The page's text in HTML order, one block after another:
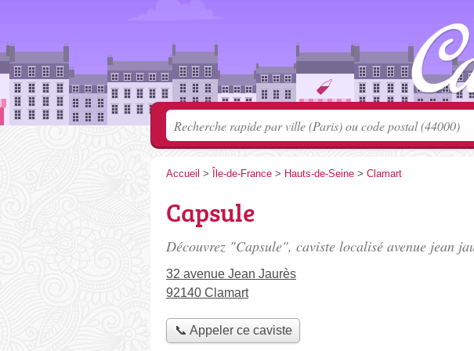
Accueil > Île-de-France > Hauts-de-Seine > Clamart
Capsule
Découvrez "Capsule", caviste localisé avenue jean
32 avenue Jean Jaurès
92140 Clamart
📞 Appeler ce caviste